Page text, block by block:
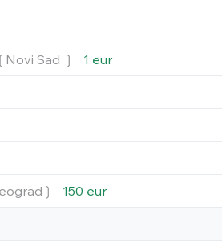
❲Novi Sad ❳ 1 eur
150 eur